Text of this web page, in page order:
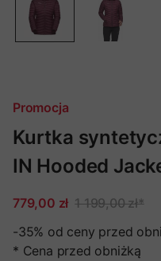
Promocja
Kurtka
IN Hooded
779,00 zł 1 199,00 zł*
-35% od ceny przed
* Cena przed obniżką